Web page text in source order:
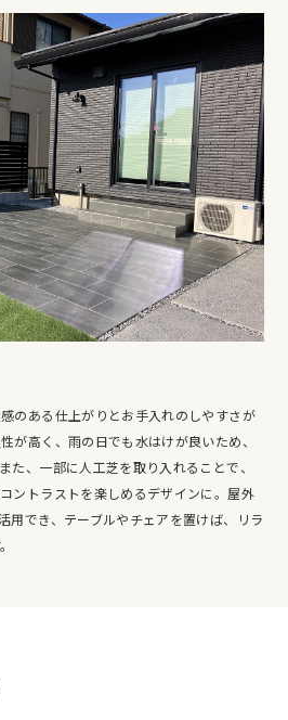
のある仕上がりとお手入れのしやすさが
が高く、雨の日でも水はけが良いため、
た、一部に人工芝を取り入れることで、
ントラストを楽しめるデザインに。屋外
用でき、テーブルやチェアを置けば、リラ